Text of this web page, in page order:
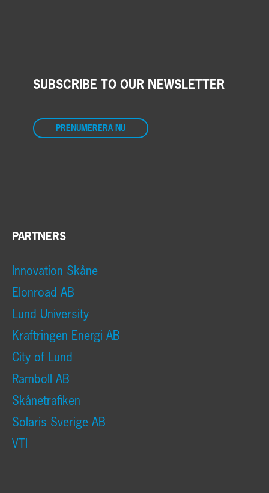
SUBSCRIBE TO OUR NEWSLETTER
PRENUMERERA NU
PARTNERS
Innovation Skåne
Elonroad AB
Lund University
Kraftringen Energi AB
City of Lund
Ramboll AB
Skånetrafiken
Solaris Sverige AB
VTI